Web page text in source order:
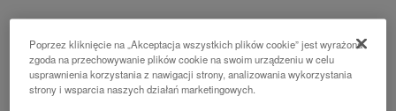
104 - 143 KM
Poprzez kliknięcie na „Akceptacja wszystkich plików cookie” jest wyrażona
zgoda na przechowywanie plików cookie na swoim urządzeniu w celu
usprawnienia korzystania z nawigacji strony, analizowania wykorzystania
strony i wsparcia naszych działań marketingowych.